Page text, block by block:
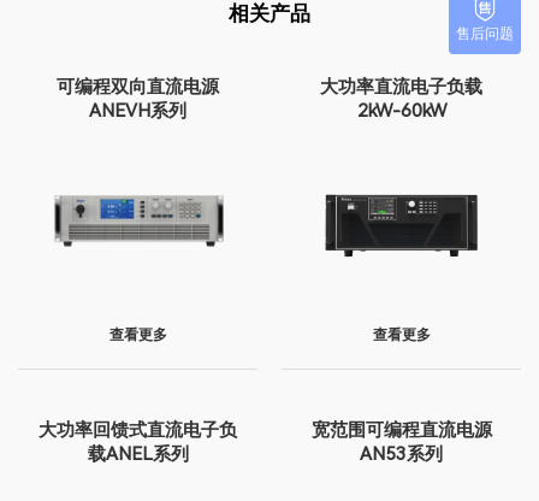
相关产品
可编程双向直流电源
ANEVH系列
查看更多
大功率直流电子负载
2kW-60kW
查看更多
大功率回馈式直流电子负
载ANEL系列
宽范围可编程直流电源
AN53系列
售后问题